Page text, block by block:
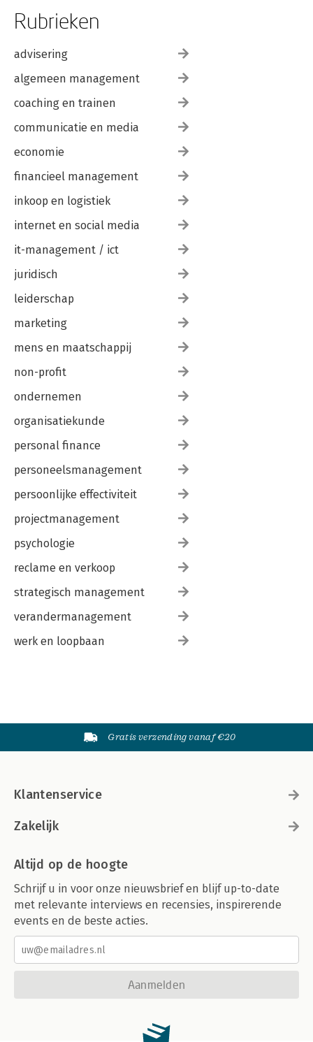
Rubrieken
advisering
algemeen management
coaching en trainen
communicatie en media
economie
financieel management
inkoop en logistiek
internet en social media
it-management / ict
juridisch
leiderschap
marketing
mens en maatschappij
non-profit
ondernemen
organisatiekunde
personal finance
personeelsmanagement
persoonlijke effectiviteit
projectmanagement
psychologie
reclame en verkoop
strategisch management
verandermanagement
werk en loopbaan
Gratis verzending vanaf €20
Klantenservice
Zakelijk
Altijd op de hoogte
Schrijf u in voor onze nieuwsbrief en blijf up-to-date
met relevante interviews en recensies, inspirerende
events en de beste acties.
Aanmelden